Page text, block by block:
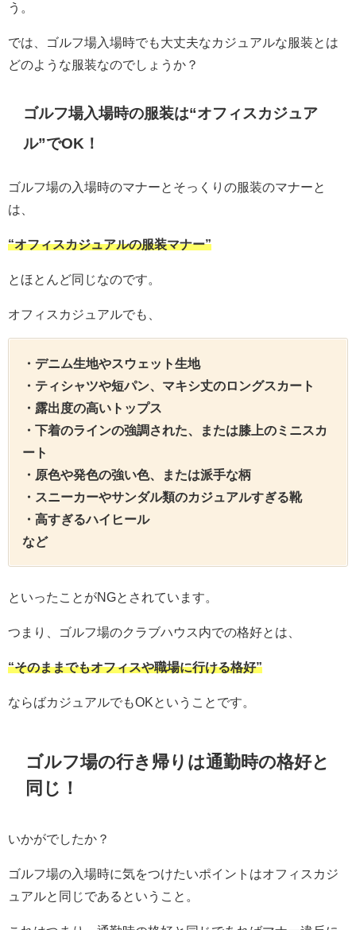
う。
では、ゴルフ場入場時でも大丈夫なカジュアルな服装とは
どのような服装なのでしょうか？
ゴルフ場入場時の服装は“オフィスカジュア
ル”でOK！
ゴルフ場の入場時のマナーとそっくりの服装のマナーと
は、
“オフィスカジュアルの服装マナー”
とほとんど同じなのです。
オフィスカジュアルでも、
・デニム生地やスウェット生地
・ティシャツや短パン、マキシ丈のロングスカート
・露出度の高いトップス
・下着のラインの強調された、または膝上のミニスカ
ート
・原色や発色の強い色、または派手な柄
・スニーカーやサンダル類のカジュアルすぎる靴
・高すぎるハイヒール
など
といったことがNGとされています。
つまり、ゴルフ場のクラブハウス内での格好とは、
“そのままでもオフィスや職場に行ける格好”
ならばカジュアルでもOKということです。
ゴルフ場の行き帰りは通勤時の格好と
同じ！
いかがでしたか？
ゴルフ場の入場時に気をつけたいポイントはオフィスカジ
ュアルと同じであるということ。